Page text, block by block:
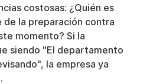
costosas: ¿Quién es
de la preparación contra
momento? Si la
siendo "El departamento
la empresa ya